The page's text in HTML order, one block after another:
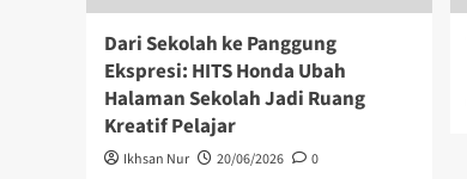
Dari Sekolah ke Panggung
Ekspresi: HITS Honda Ubah
Halaman Sekolah Jadi Ruang
Kreatif Pelajar
Ikhsan Nur 20/06/2026 0